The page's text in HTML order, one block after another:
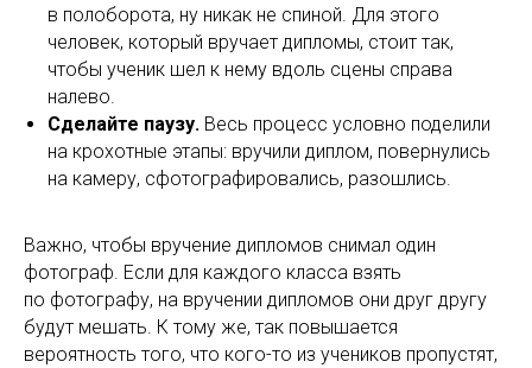
в полоборота, ну никак не спиной. Для этого
человек, который вручает дипломы, стоит так,
чтобы ученик шел к нему вдоль сцены справа
налево.
Сделайте паузу. Весь процесс условно поделили
на крохотные этапы: вручили диплом, повернулись
на камеру, сфотографировались, разошлись.
Важно, чтобы вручение дипломов снимал один
фотограф. Если для каждого класса взять
по фотографу, на вручении дипломов они друг другу
будут мешать. К тому же, так повышается
вероятность того, что кого-то из учеников пропустят,